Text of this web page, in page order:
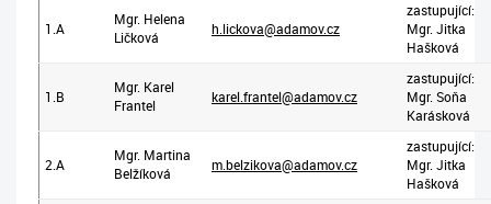
1.A
Mgr. Helena
Ličková
h.lickova@adamov.cz
zastupující:
Mgr. Jitka
Hašková
1.B
Mgr. Karel
Frantel
karel.frantel@adamov.cz
zastupující:
Mgr. Soňa
Karásková
2.A
Mgr. Martina
Belžíková
m.belzikova@adamov.cz
zastupující:
Mgr. Jitka
Hašková